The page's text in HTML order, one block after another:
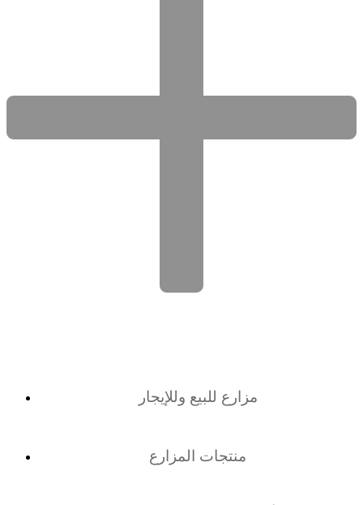
مزارع للبيع وللإيجار
منتجات المزارع